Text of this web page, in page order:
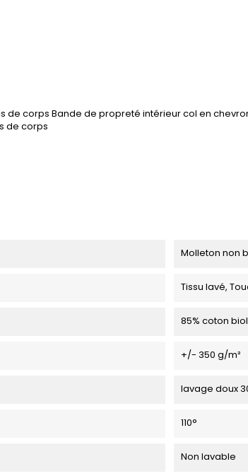
de corps Bande de propreté intérieur col en
de corps
Molleton non
Tissu lavé,
85% coton
+/- 350 g/m²
lavage doux
110°
Non lavable